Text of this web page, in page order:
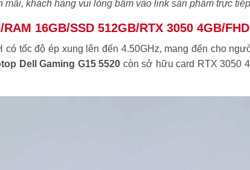
khách hàng vui lòng bấm vào link sản phẩm trực
16GB/SSD 512GB/RTX 3050 4GB/
tốc độ ép xung lên đến 4.50GHz, mang đến cho
Dell Gaming G15 5520 còn sở hữu card RTX 3050